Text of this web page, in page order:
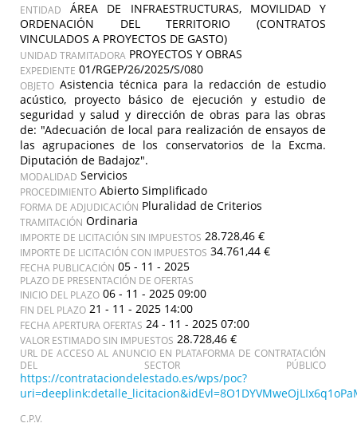
ENTIDAD
ÁREA DE INFRAESTRUCTURAS, MOVILIDAD Y
ORDENACIÓN DEL TERRITORIO (CONTRATOS
VINCULADOS A PROYECTOS DE GASTO)
UNIDAD TRAMITADORA PROYECTOS Y OBRAS
EXPEDIENTE 01/RGEP/26/2025/S/080
OBJETO Asistencia técnica para la redacción de estudio
acústico, proyecto básico de ejecución y estudio de
seguridad y salud y dirección de obras para las obras
de: "Adecuación de local para realización de ensayos de
las agrupaciones de los conservatorios de la Excma.
Diputación de Badajoz".
MODALIDAD Servicios
PROCEDIMIENTO Abierto Simplificado
FORMA DE ADJUDICACIÓN Pluralidad de Criterios
TRAMITACIÓN Ordinaria
IMPORTE DE LICITACIÓN SIN IMPUESTOS 28.728,46 €
IMPORTE DE LICITACIÓN CON IMPUESTOS 34.761,44 €
FECHA PUBLICACIÓN 05 - 11 - 2025
PLAZO DE PRESENTACIÓN DE OFERTAS
INICIO DEL PLAZO 06 - 11 - 2025 09:00
FIN DEL PLAZO 21 - 11 - 2025 14:00
FECHA APERTURA OFERTAS 24 - 11 - 2025 07:00
VALOR ESTIMADO SIN IMPUESTOS 28.728,46 €
URL DE ACCESO AL ANUNCIO EN PLATAFORMA DE CONTRATACIÓN
DEL SECTOR PÚBLICO
https://contrataciondelestado.es/wps/poc?
C.P.V.